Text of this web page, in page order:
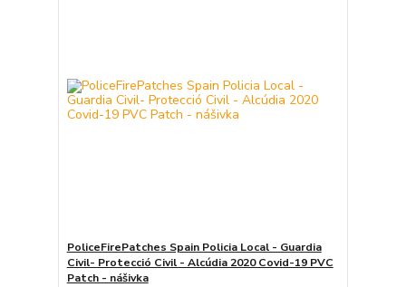
PoliceFirePatches Spain Policia Local - Guardia
Civil- Protecció Civil - Alcúdia 2020 Covid-19 PVC
Patch - nášivka